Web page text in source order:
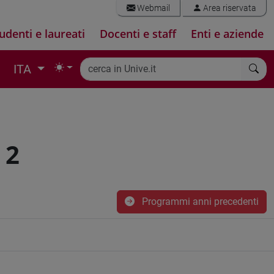
Webmail Area riservata
e laureati Docenti e staff Enti e aziende
ITA
Programmi anni precedenti